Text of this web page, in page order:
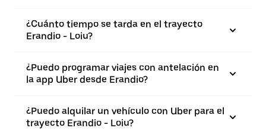
¿Cuánto tiempo se tarda en el trayecto
Erandio - Loiu?
¿Puedo programar viajes con antelación en
la app Uber desde Erandio?
¿Puedo alquilar un vehículo con Uber para el
trayecto Erandio - Loiu?